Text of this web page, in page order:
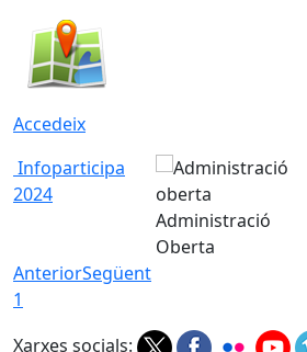
Accedeix
Infoparticipa
2024
Administració
Oberta
AnteriorSegüent
1
Xarxes socials: